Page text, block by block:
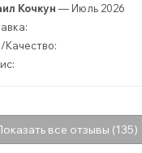
Кочкун — Июль 2026
Качество:
все отзывы (135)